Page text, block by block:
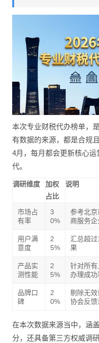
本次专业财税代办榜单，
有数据的来源，都是合规
4月，每月都会更新核心
代。
调研维度
加权
占比
说明
市场占
有率
3
0%
参考北
商服务
用户满
意度
2
5%
汇总超
果
产品实
测性能
2
5%
针对所有
办理成
品牌口
碑
2
0%
剔除无
协会反
在本次数据来源当中，涵
分，还具备第三方权威调